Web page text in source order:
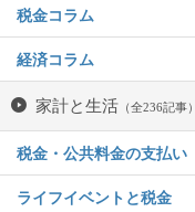
税金コラム
経済コラム
家計と生活 （全236記事）
税金・公共料金の支払い
ライフイベントと税金